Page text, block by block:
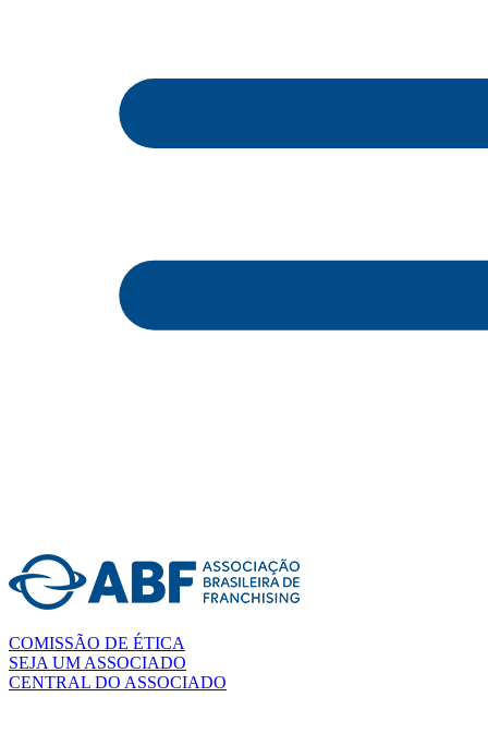
COMISSÃO DE ÉTICA
SEJA UM ASSOCIADO
CENTRAL DO ASSOCIADO